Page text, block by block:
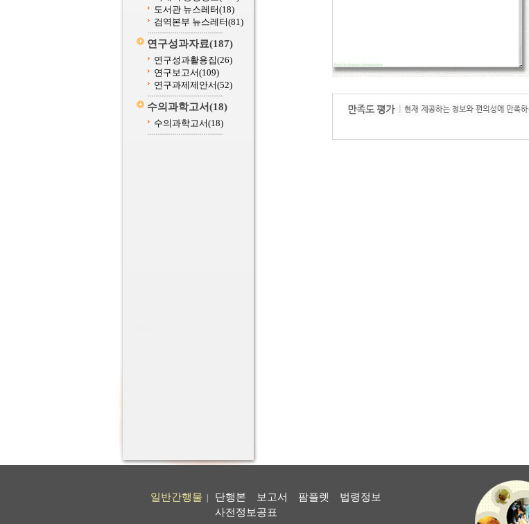
도서관 뉴스레터(18)
검역본부 뉴스레터(81)
연구성과자료(187)
연구성과활용집(26)
연구보고서(109)
연구과제제안서(52)
수의과학고서(18)
수의과학고서(18)
일반간행물 단행본 보고서 팜플렛
법령정보
사전정보공표